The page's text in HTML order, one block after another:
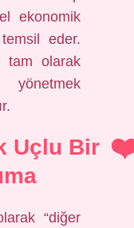
ekonomik
temsil eder.
tam olarak
yönetmek
Uçlu Bir
“diğer